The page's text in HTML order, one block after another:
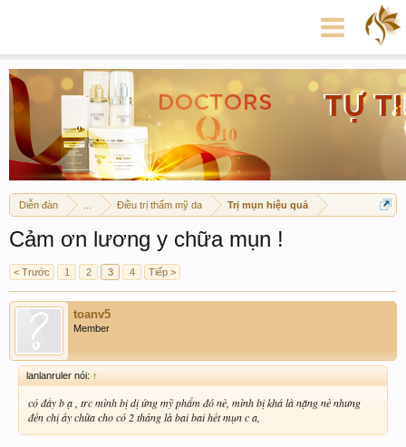
Diễn đàn Điều trị thẩm mỹ da Trị mụn hiệu quả
Cảm ơn lương y chữa mụn !
< Trước 1 2 3 4 Tiếp >
toanv5
Member
lanlanruler nói: ↑
có đấy b ạ , trc mình bị dị ứng mỹ phẩm đó nè, mình bị khá là nặng nè nhưng
đến chị ấy chữa cho có 2 tháng là bai bai hết mụn c a,